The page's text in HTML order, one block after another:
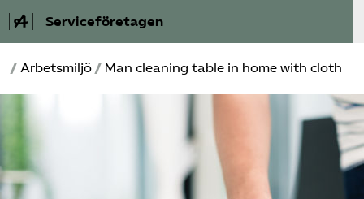
Serviceföretagen
Om Service­företagen
/ Arbetsmiljö / Man cleaning table in home with cloth